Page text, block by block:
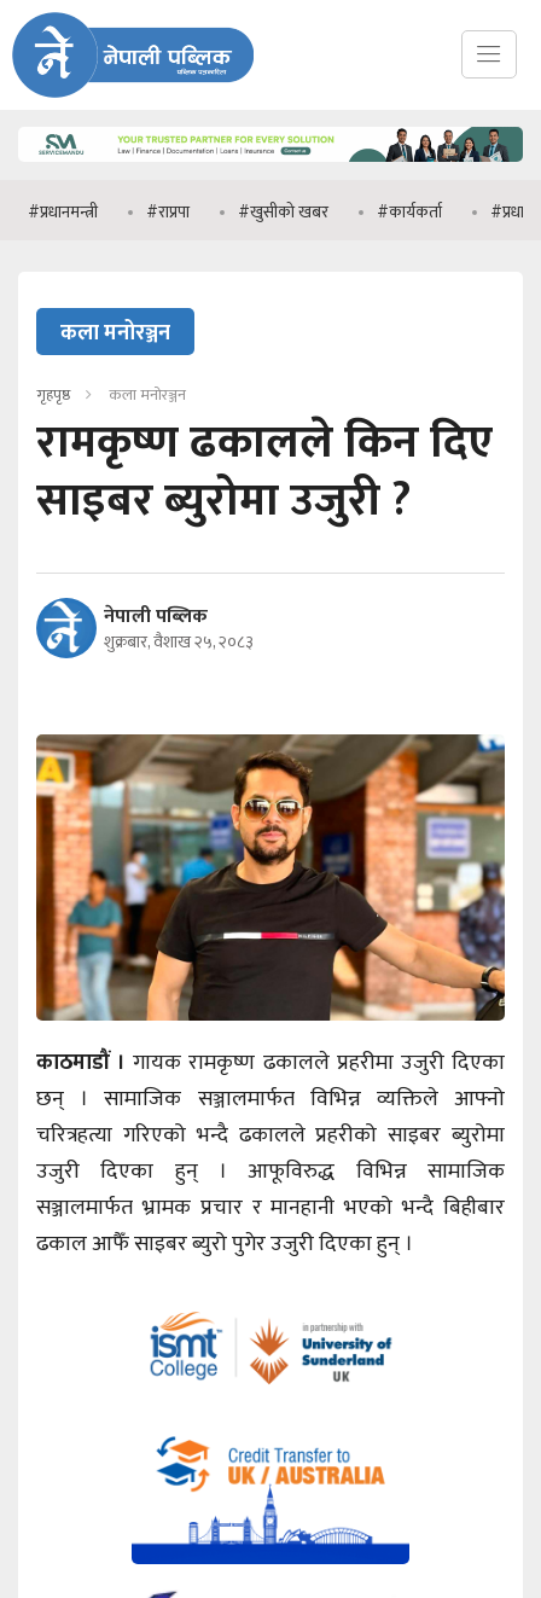
#राप्रपा #खुसीको खबर #कार्यकर्ता #प्रधानमन्त्री
कला मनोरञ्जन
गृहपृष्ठ कला मनोरञ्जन
रामकृष्ण ढकालले किन दिए
साइबर ब्युरोमा उजुरी ?
नेपाली पब्लिक
शुक्रबार, वैशाख २५, २०८३
काठमाडौं । गायक रामकृष्ण ढकालले प्रहरीमा उजुरी दिएका
छन् । सामाजिक सञ्जालमार्फत विभिन्न व्यक्तिले आफ्नो
चरित्रहत्या गरिएको भन्दै ढकालले प्रहरीको साइबर ब्युरोमा
उजुरी दिएका हुन् । आफूविरुद्ध विभिन्न सामाजिक
सञ्जालमार्फत भ्रामक प्रचार र मानहानी भएको भन्दै बिहीबार
ढकाल आफैँ साइबर ब्युरो पुगेर उजुरी दिएका हुन् ।